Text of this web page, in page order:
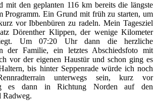
mit den geplanten 116 km bereits die längste
Programm. Ein Grund mit früh zu starten, um
vor Ibbenbüren zu radeln. Mein Tagesziel
Dörenther Klippen, der wenige Kilometer
Um 07:20 Uhr dann die herzliche
der Familie, ein letztes Abschiedsfoto mit
vor der eigenen Haustür und schon ging es
bis hinter Seppenrade würde ich noch
unterwegs sein, kurz vor
es dann in Richtung Norden auf den
Radweg.